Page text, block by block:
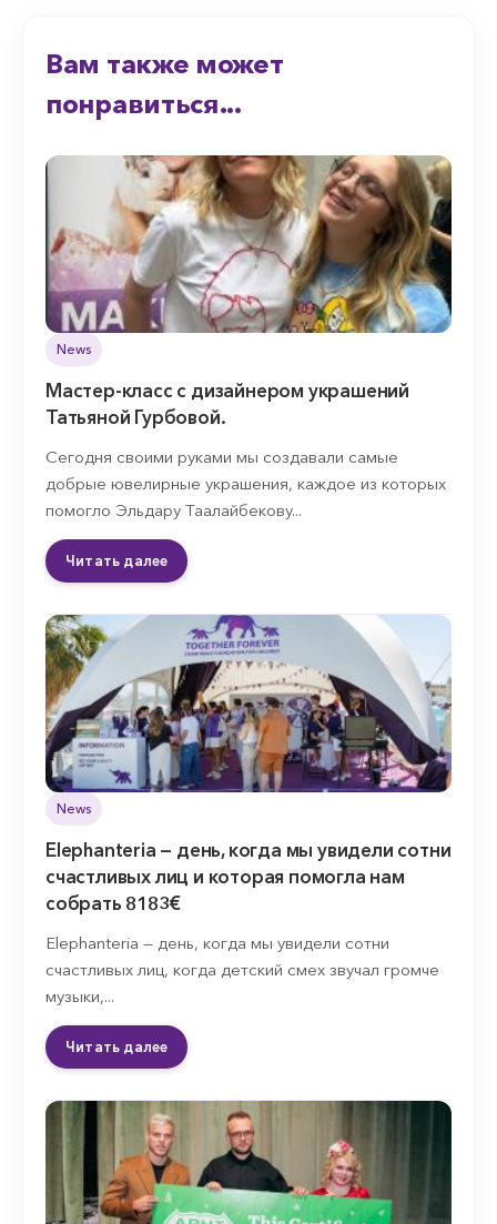
Вам также может
понравиться...
News
Мастер-класс с дизайнером украшений
Татьяной Гурбовой.
Сегодня своими руками мы создавали самые
добрые ювелирные украшения, каждое из которых
помогло Эльдару Таалайбекову...
Читать далее
News
Elephanteria — день, когда мы увидели сотни
счастливых лиц и которая помогла нам
собрать 8183€
Elephanteria — день, когда мы увидели сотни
счастливых лиц, когда детский смех звучал громче
музыки,...
Читать далее